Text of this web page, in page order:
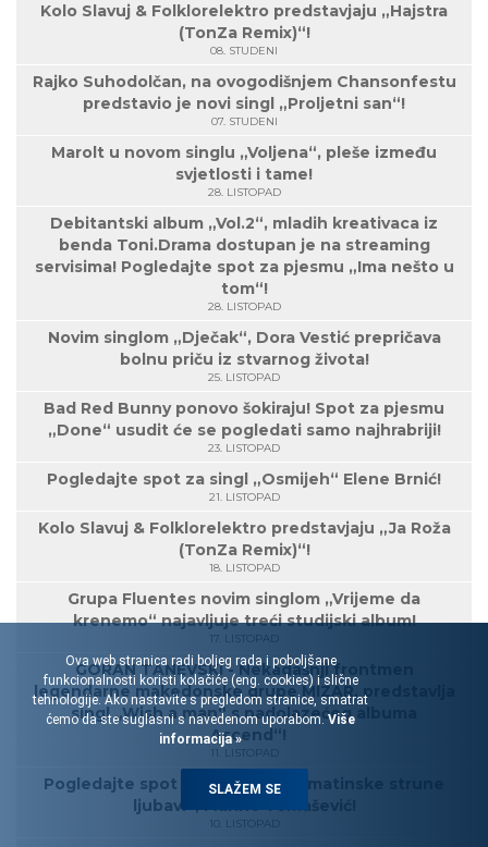
Kolo Slavuj & Folklorelektro predstavjaju „Hajstra
(TonZa Remix)“!
08. STUDENI
Rajko Suhodolčan, na ovogodišnjem Chansonfestu
predstavio je novi singl „Proljetni san“!
07. STUDENI
Marolt u novom singlu „Voljena“, pleše između
svjetlosti i tame!
28. LISTOPAD
Debitantski album „Vol.2“, mladih kreativaca iz
benda Toni.Drama dostupan je na streaming
servisima! Pogledajte spot za pjesmu „Ima nešto u
tom“!
28. LISTOPAD
Novim singlom „Dječak“, Dora Vestić prepričava
bolnu priču iz stvarnog života!
25. LISTOPAD
Bad Red Bunny ponovo šokiraju! Spot za pjesmu
„Done“ usudit će se pogledati samo najhrabriji!
23. LISTOPAD
Pogledajte spot za singl „Osmijeh“ Elene Brnić!
21. LISTOPAD
Kolo Slavuj & Folklorelektro predstavjaju „Ja Roža
(TonZa Remix)“!
18. LISTOPAD
Grupa Fluentes novim singlom „Vrijeme da
krenemo“ najavljuje treći studijski album!
17. LISTOPAD
GORAN TANEVSKI - Nekadašnji frontmen
legendarne makedonske grupe MIZAR, predstavlja
singl „Wish a man“ s nadolazećeg albuma
„Ascend“!
11. LISTOPAD
Pogledajte spot za pjesmu „Dalmatinske strune
ljubavi“, Marine Tomašević!
10. LISTOPAD
Ova web stranica radi boljeg rada i poboljšane
funkcionalnosti koristi kolačiće (eng. cookies) i slične
tehnologije. Ako nastavite s pregledom stranice, smatrat
ćemo da ste suglasni s navedenom uporabom.Više
informacija »
SLAŽEM SE